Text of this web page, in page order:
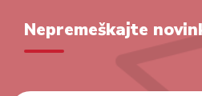
Nepremeškajte